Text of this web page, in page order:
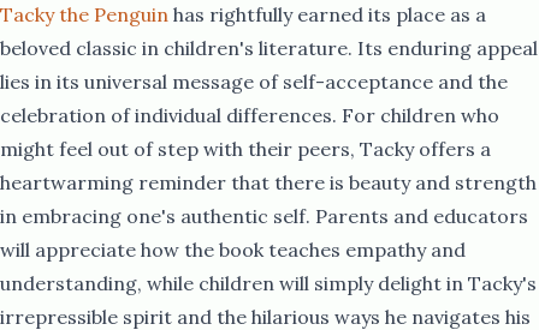
Tacky the Penguin​​​​‌ ‍ ​‍​‍‌‍ ‌ ​‍‌‍‍‌‌‍‌ ‌‍‍‌‌‍ ‍​‍​‍​ ‍‍​‍​‍‌ ​ ‌‍​‌‌‍ ‍‌‍‍‌‌ ‌​‌ ‍‌​‍ ‍‌‍‍‌‌‍ ​‍​‍​‍ ​​‍​‍‌‍‍​‌ ​‍‌‍‌‌‌‍‌‍​‍​‍​ ‍‍​‍​‍‌‍‍​‌ ‌​‌ ‌​‌ ​​‌ ​ ​ ‍‍​‍ ​‍ ‌ ​​‌‍‍‌‌‍​ ‌ ‌​‌ ‌‌‌ ​‍‌‍‌‌‌‍​‍‌‍ ‌‍ ‌‍‍ ‌ ​‍‌‍‌‌‌ ‌‍‌‍‍‌‌‍‌‌‌ ‌ ​‍ ‍‌ ​ ‌‍​‌‌‍ ‍‌‍‍‌‌ ‌​‌ ‍‌​‍ ‍‌ ​ ‌ ‌​‌ ‌‌‌‍‌​‌‍‍‌‌‍ ​‍ ‌‍‍‌‌‍ ‍‌ ‌​‌‍‌‌‌‍ ‍‌ ‌​​‍ ‌‍‌‌‌‍‌​‌‍‍‌‌ ‌​​‍ ‌‍ ‌‌‍ ‌‍‌​‌‍‌‌​ ‌‌ ​​‌ ​‍‌‍‌‌‌ ​ ‌‍‌‌‌‍ ‍‌ ‌​‌‍​‌‌ ‌​‌‍‍‌‌‍ ‌‍ ‍​ ‍ ‌‍‍‌‌‍‌​​ ‌‌‍ ‌‌​ ‌ ‌‍​ ‍‌​ ​‍‌ ​ ‌​ ​‌‌‍‌‌ ​​‌ ​ ‌‌‌ ‌‍‌‍​ ‌‌‌ ​‍​ ‌‍‌‌‌​‌​‍ ‌ ‍​‌ ​ ‌ ​‍‌ ‍​‌​‍‍​ ‍ ‌ ‌​‌ ‍‌‌ ​​‌‍‌‌​ ‌‌ ​‍‌‍‌‌‌ ‌‍‌‍‍‌‌‍‌‌‌ ‌ ​ ‍ ‌ ​​‌‍​‌‌ ‌​‌‍‍​​ ‌‌‍​‍‌‍ ‌‍‌​‌ ‍‌​‍‌‌​ ‌‌‌​​‍‌‌ ‌‍‍ ‌‍‌‌‌ ‍‌​‍‌‌​ ​ ‌​‌​​‍‌‌​ ​ ‌​‌​​‍‌‌​ ​‍​ ​‍‌‍​‍‌‍ ​‌‍ ‌‍​ ‌‍‍ ​ ‌​​‍‌‌​ ​‍​ ​‍​‍‌‌​ ‌‌‌​‌​​‍ ‍‌‍​ ‌‍‍​‌‍‍‌‌‍ ​‌‍‌​‌ ​‍‌‍‌‌‌‍ ‍​‍‌‌​ ‌‌‌​​‍‌‌ ‌‍‍ ‌‍‌‌‌ ‍‌​‍‌‌​ ​ ‌​‌​​‍‌‌​ ​ ‌​‌​​‍‌‌​ ​‍​ ​‍‌ ​ ‌ ​​‌‍​‌‌‍ ‍​ ​‌​ ‌ ​ ‌ ​ ​​​ ​‍​ ‌​​ ‍‌​ ​‍​ ​ ​ ‍‌​ ‍​​ ‌​​ ​‌​ ​​​‍ ‍​ ‌ ​ ‌‍​ ​​​ ‌​​ ‍‌​ ‌ ​ ​‌​ ‌‍​ ​ ​ ​ ​ ‍​​ ​​​ ‌‌​ ‌‍​ ‌‍​ ‌‍​‍‌‌​ ​‍​ ​‍​‍‌‌​ ‌‌‌​‌​​‍ ‍‌ ‌​‌‍‌‌‌ ‍​‌ ‌​​ ‌‍​‍‌‍​‌‌ ​ ‌‍‌‌‌‌‌‌‌ ​‍‌‍ ​​ ‌‌‍‍​‌ ‌​‌ ‌​‌ ​​‌ ​ ​‍‌‌​ ​ ‌​​‌​‍‌‌​ ​‍‌​‌‍​‍‌‌​ ​‍‌​‌‍‌ ​​‌‍‍‌‌‍​ ‌ ‌​‌ ‌‌‌ ​‍‌‍‌‌‌‍​‍‌‍ ‌‍ ‌‍‍ ‌ ​‍‌‍‌‌‌ ‌‍‌‍‍‌‌‍‌‌‌ ‌ ​‍ ‍‌ ​ ‌‍​‌‌‍ ‍‌‍‍‌‌ ‌​‌ ‍‌​‍ ‍‌ ​ ‌ ‌​‌ ‌‌‌‍‌​‌‍‍‌‌‍ ​‍‌‍‌‍‍‌‌‍‌​​ ‌‌‍ ‌‌​ ‌ ‌‍​ ‍‌​ ​‍‌ ​ ‌​ ​‌‌‍‌‌ ​​‌ ​ ‌‌‌ ‌‍‌‍​ ‌‌‌ ​‍​ ‌‍‌‌‌​‌​‍ ‌ ‍​‌ ​ ‌ ​‍‌ ‍​‌​‍‍​‍‌‍‌ ‌​‌ ‍‌‌ ​​‌‍‌‌​ ‌‌ ​‍‌‍‌‌‌ ‌‍‌‍‍‌‌‍‌‌‌ ‌ ​‍‌‍‌ ​​‌‍​‌‌ ‌​‌‍‍​​ ‌‌‍​‍‌‍ ‌‍‌​‌ ‍‌​‍‌‌​ ‌‌‌​​‍‌‌ ‌‍‍ ‌‍‌‌‌ ‍‌​‍‌‌​ ​ ‌​‌​​‍‌‌​ ​ ‌​‌​​‍‌‌​ ​‍​ ​‍‌‍​‍‌‍ ​‌‍ ‌‍​ ‌‍‍ ​ ‌​​‍‌‌​ ​‍​ ​‍​‍‌‌​ ‌‌‌​‌​​‍ ‍‌‍​ ‌‍‍​‌‍‍‌‌‍ ​‌‍‌​‌ ​‍‌‍‌‌‌‍ ‍​‍‌‌​ ‌‌‌​​‍‌‌ ‌‍‍ ‌‍‌‌‌ ‍‌​‍‌‌​ ​ ‌​‌​​‍‌‌​ ​ ‌​‌​​‍‌‌​ ​‍​ ​‍‌ ​ ‌ ​​‌‍​‌‌‍ ‍​ ​‌​ ‌ ​ ‌ ​ ​​​ ​‍​ ‌​​ ‍‌​ ​‍​ ​ ​ ‍‌​ ‍​​ ‌​​ ​‌​ ​​​‍ ‍​ ‌ ​ ‌‍​ ​​​ ‌​​ ‍‌​ ‌ ​ ​‌​ ‌‍​ ​ ​ ​ ​ ‍​​ ​​​ ‌‌​ ‌‍​ ‌‍​ ‌‍​‍‌‌​ ​‍​ ​‍​‍‌‌​ ‌‌‌​‌​​‍ ‍‌ ‌​‌‍‌‌‌ ‍​‌ ‌​​‍‌‍‌ ​​‌‍‌‌‌ ​‍‌ ​ ‌ ​​‌‍‌‌‌‍​ ‌ ‌​‌‍‍‌‌ ‌‍‌‍‌‌​ ‌‌ ​​‌ ‌‌‌‍​‍‌‍ ​‌‍‍‌‌ ​ ‌‍‍​‌‍‌‌‌‍‌​​‍​‍‌ ‌ has rightfully earned its place as a
beloved classic in children's literature. Its enduring appeal
lies in its universal message of self-acceptance and the
celebration of individual differences. For children who
might feel out of step with their peers, Tacky offers a
heartwarming reminder that there is beauty and strength
in embracing one's authentic self. Parents and educators
will appreciate how the book teaches empathy and
understanding, while children will simply delight in Tacky's
irrepressible spirit and the hilarious ways he navigates his